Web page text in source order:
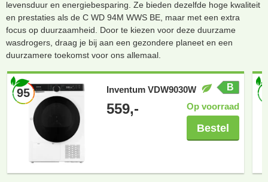
levensduur en energiebesparing. Ze bieden dezelfde hoge kwaliteit
en prestaties als de C WD 94M WWS BE, maar met een extra
focus op duurzaamheid. Door te kiezen voor deze duurzame
wasdrogers, draag je bij aan een gezondere planeet en een
duurzamere toekomst voor ons allemaal.
95 Inventum VDW9030W B
559,- Op voorraad
Bestel